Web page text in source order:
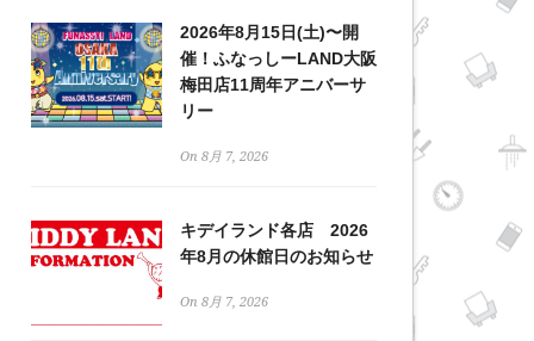
2026年8月15日(土)〜開
催！ふなっしーLAND大阪
梅田店11周年アニバーサ
リー
On 8月 7, 2026
キデイランド各店 2026
年8月の休館日のお知らせ
On 8月 7, 2026